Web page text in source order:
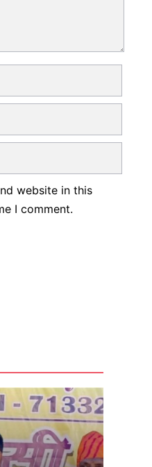
website in this
I comment.